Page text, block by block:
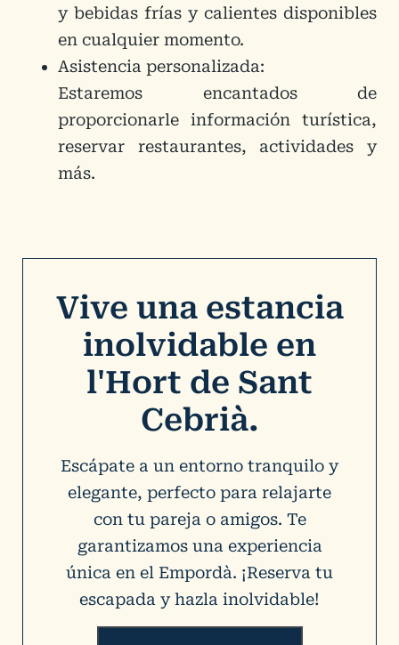
y bebidas frías y calientes disponibles
en cualquier momento.
Asistencia personalizada:
Estaremos encantados de
proporcionarle información turística,
reservar restaurantes, actividades y
más.
Vive una estancia
inolvidable en
l'Hort de Sant
Cebrià.
Escápate a un entorno tranquilo y
elegante, perfecto para relajarte
con tu pareja o amigos. Te
garantizamos una experiencia
única en el Empordà. ¡Reserva tu
escapada y hazla inolvidable!